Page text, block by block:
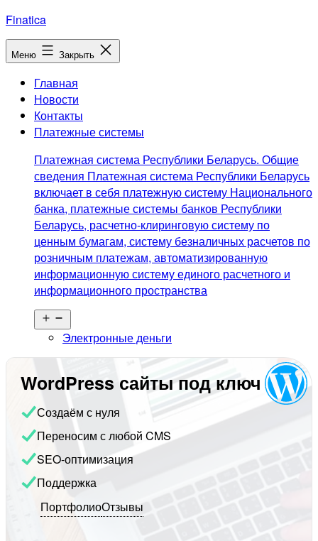
Перейти
к
содержимому
Finatica
Меню Закрыть
Главная
Новости
Контакты
Платежные системы
Платежная система Республики Беларусь. Общие
сведения Платежная система Республики Беларусь
включает в себя платежную систему Национального
банка, платежные системы банков Республики
Беларусь, расчетно-клиринговую систему по
ценным бумагам, систему безналичных расчетов по
розничным платежам, автоматизированную
информационную систему единого расчетного и
информационного пространства
меню
Электронные деньги
WordPress сайты под ключ
Создаём с нуля
Переносим с любой CMS
SEO-оптимизация
Поддержка
ПортфолиоОтзывы